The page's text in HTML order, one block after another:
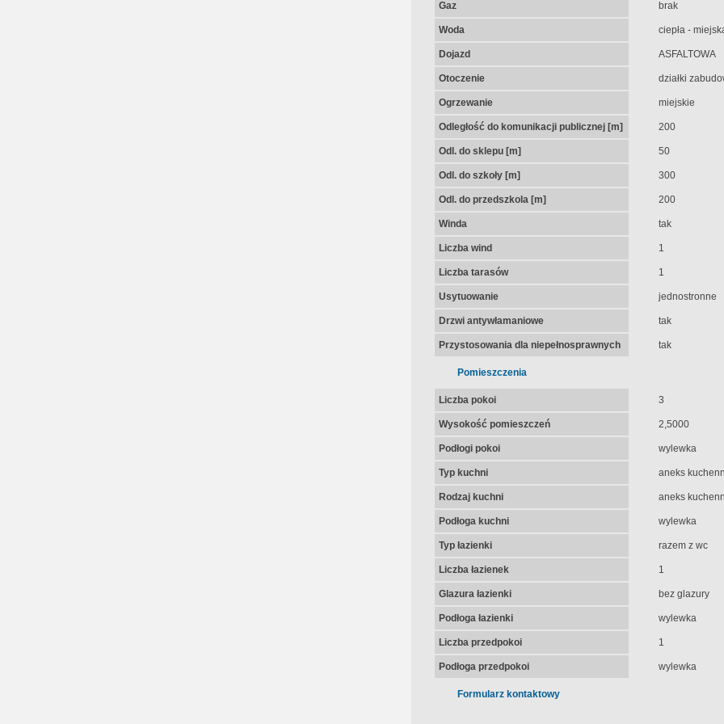
Gaz brak
Woda ciepła -
Dojazd ASFALTOWA
Otoczenie działki
Ogrzewanie miejskie
Odległość do komunikacji publicznej [m] 200
Odl. do sklepu [m] 50
Odl. do szkoły [m] 300
Odl. do przedszkola [m] 200
Winda tak
Liczba wind 1
Liczba tarasów 1
Usytuowanie jednostronne
Drzwi antywłamaniowe tak
Przystosowania dla niepełnosprawnych tak
Pomieszczenia
Liczba pokoi 3
Wysokość pomieszczeń 2,5000
Podłogi pokoi wylewka
Typ kuchni aneks
Rodzaj kuchni aneks
Podłoga kuchni wylewka
Typ łazienki razem z wc
Liczba łazienek 1
Glazura łazienki bez glazury
Podłoga łazienki wylewka
Liczba przedpokoi 1
Podłoga przedpokoi wylewka
Formularz kontaktowy